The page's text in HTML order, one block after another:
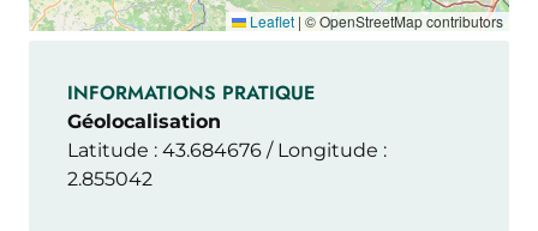
Leaflet | © OpenStreetMap contributors
INFORMATIONS PRATIQUE
Géolocalisation
Latitude : 43.684676 / Longitude :
2.855042